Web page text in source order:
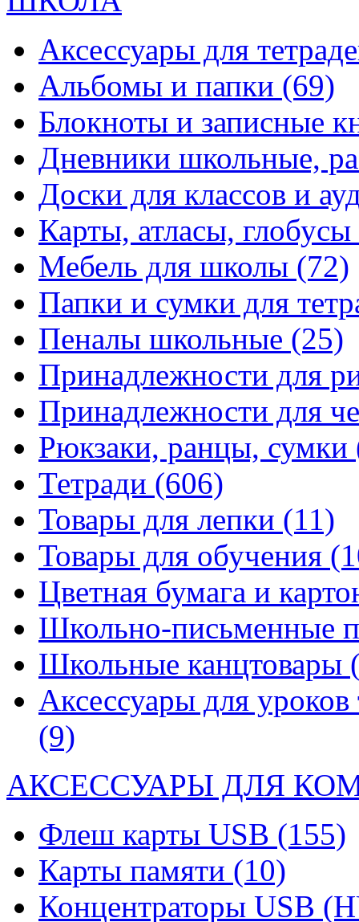
Аксессуары для
Альбомы и папки (69)
Блокноты и записные
Дневники школьные,
Доски для классов и
Карты, атласы, глобусы
Мебель для школы (72)
Папки и сумки для
Пеналы школьные (25)
Принадлежности для
Принадлежности для
Рюкзаки, ранцы, сумки
Тетради (606)
Товары для лепки (11)
Товары для обучения
Цветная бумага и
Школьно-письменные
Школьные канцтовары
Аксессуары для уроков
(9)
АКСЕССУАРЫ ДЛЯ
Флеш карты USB (155)
Карты памяти (10)
Концентраторы USB